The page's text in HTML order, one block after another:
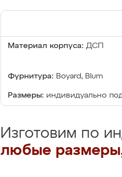
Материал корпуса: ДСП
Фурнитура: Boyard, Blum
Размеры: индивидуально
Изготовим по
любые